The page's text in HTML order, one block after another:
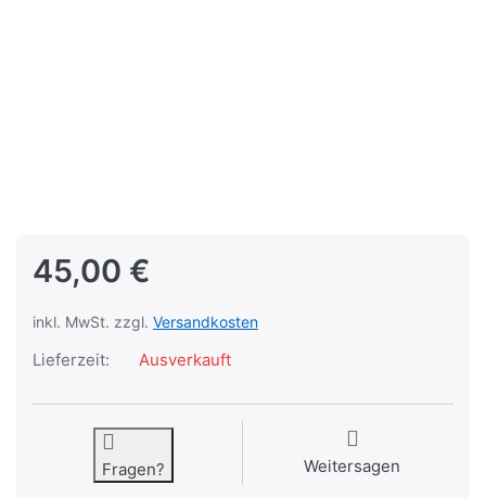
45,00 €
inkl. MwSt. zzgl. Versandkosten
Lieferzeit: Ausverkauft
Fragen? Weitersagen